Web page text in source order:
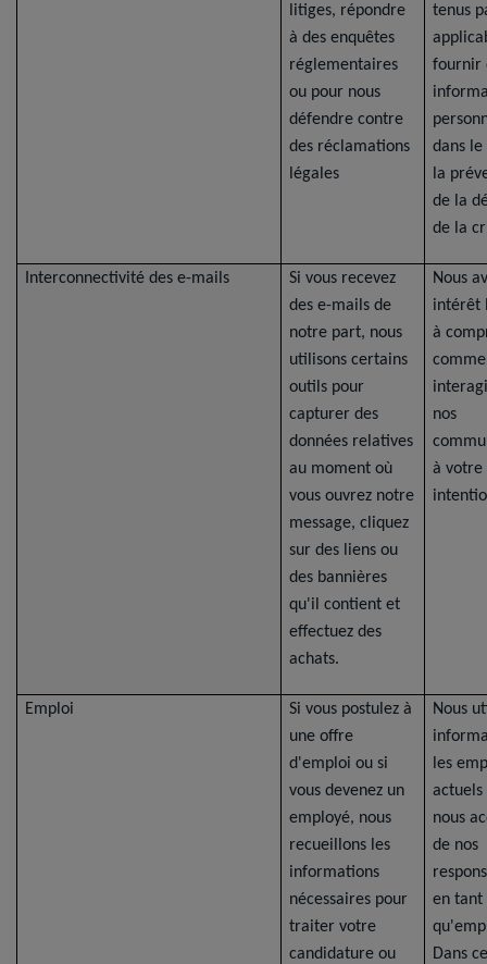
litiges, répondre
à des enquêtes
réglementaires
ou pour nous
défendre contre
des réclamations
légales
tenus
fournir
dans
la
de la
de la
Interconnectivité des e-mails
Si vous recevez
des e-mails de
notre part, nous
utilisons certains
outils pour
capturer des
données relatives
au moment où
vous ouvrez notre
message, cliquez
sur des liens ou
des bannières
qu'il contient et
effectuez des
achats.
Nous
intérêt
à
nos
à votre
Emploi
Si vous postulez à
une offre
d'emploi ou si
vous devenez un
employé, nous
recueillons les
informations
nécessaires pour
traiter votre
candidature ou
Nous
les
actuels
nous
de nos
en tant
Dans